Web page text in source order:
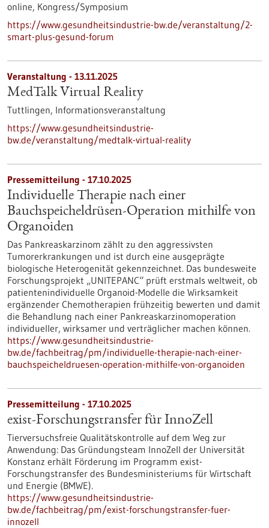
online, Kongress/Symposium
https://www.gesundheitsindustrie-bw.de/veranstaltung/2-
smart-plus-gesund-forum
Veranstaltung - 13.11.2025
MedTalk Virtual Reality
Tuttlingen, Informationsveranstaltung
https://www.gesundheitsindustrie-
bw.de/veranstaltung/medtalk-virtual-reality
Pressemitteilung - 17.10.2025
Individuelle Therapie nach einer
Bauchspeicheldrüsen-​Operation mithilfe von
Organoiden
Das Pankreaskarzinom zählt zu den aggressivsten
Tumorerkrankungen und ist durch eine ausgeprägte
biologische Heterogenität gekennzeichnet. Das bundesweite
Forschungsprojekt „UNITEPANC“ prüft erstmals weltweit, ob
patientenindividuelle Organoid-​Modelle die Wirksamkeit
ergänzender Chemotherapien frühzeitig bewerten und damit
die Behandlung nach einer Pankreaskarzinomoperation
individueller, wirksamer und verträglicher machen können.
https://www.gesundheitsindustrie-
bw.de/fachbeitrag/pm/individuelle-therapie-nach-einer-
bauchspeicheldruesen-operation-mithilfe-von-organoiden
Pressemitteilung - 17.10.2025
exist-Forschungstransfer für InnoZell
Tierversuchsfreie Qualitätskontrolle auf dem Weg zur
Anwendung: Das Gründungsteam InnoZell der Universität
Konstanz erhält Förderung im Programm exist-
Forschungstransfer des Bundesministeriums für Wirtschaft
und Energie (BMWE).
https://www.gesundheitsindustrie-
bw.de/fachbeitrag/pm/exist-forschungstransfer-fuer-
innozell